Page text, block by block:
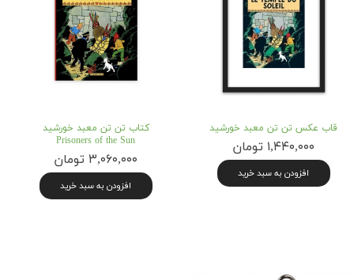
قاب عکس تن تن معبد خورشید
۱,۴۴۰,۰۰۰ تومان
افزودن به سبد خرید
کتاب تن تن معبد خورشید
Prisoners of the Sun
۳,۰۶۰,۰۰۰ تومان
افزودن به سبد خرید